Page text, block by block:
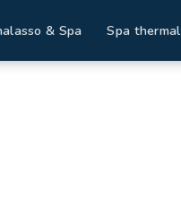
& Spa Spa thermal